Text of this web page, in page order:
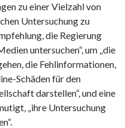
zu einer Vielzahl von
Untersuchung zu
die Regierung
untersuchen“, um „die
die Fehlinformationen,
Schäden für den
darstellen“, und eine
„ihre Untersuchung